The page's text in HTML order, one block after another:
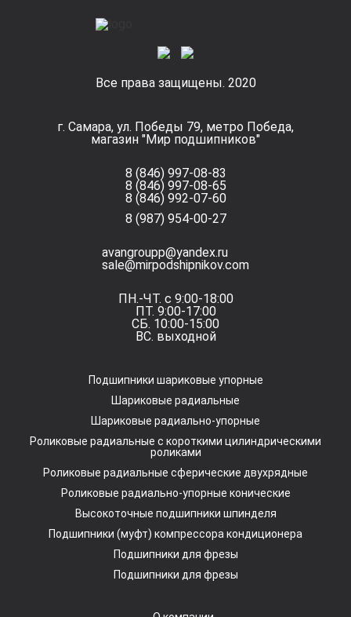
Все права защищены. 2020
г. Самара, ул. Победы 79, метро Победа,
магазин "Мир подшипников"
8 (846) 997-08-83
8 (846) 997-08-65
8 (846) 992-07-60
8 (987) 954-00-27
avangroupp@yandex.ru
sale@mirpodshipnikov.com
ПН.-ЧТ. с 9:00-18:00
ПТ. 9:00-17:00
СБ. 10:00-15:00
ВС. выходной
Подшипники шариковые упорные
Шариковые радиальные
Шариковые радиально-упорные
Роликовые радиальные с короткими цилиндрическими
роликами
Роликовые радиальные сферические двухрядные
Роликовые радиально-упорные конические
Высокоточные подшипники шпинделя
Подшипники (муфт) компрессора кондиционера
Подшипники для фрезы
Подшипники для фрезы